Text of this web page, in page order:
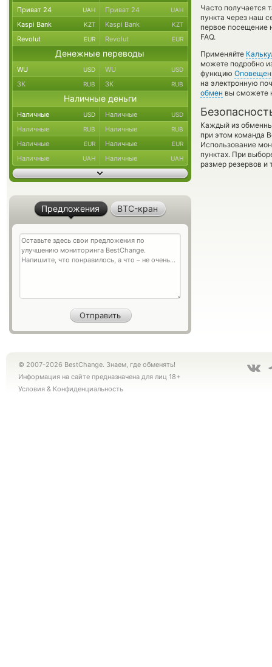
Часто получается
пункта через наш
первое посещение
FAQ.
Применяйте
можете подробно
функцию
на электронную
обмен вы сможете
Каждый из
при этом команда
Использование
пунктах. При
размер резервов и
Приват 24 UAH Приват 24 UAH
Kaspi Bank KZT Kaspi Bank KZT
Revolut EUR Revolut EUR
Денежные переводы
WU USD WU USD
ЗК RUB ЗК RUB
Наличные деньги
Наличные USD Наличные USD
Наличные RUB Наличные RUB
Наличные EUR Наличные EUR
Наличные UAH Наличные UAH
Предложения BTC-кран
© 2007-2026 BestChange. Знаем, где обменять!
Информация на сайте предназначена для лиц 18+
Условия & Конфиденциальность